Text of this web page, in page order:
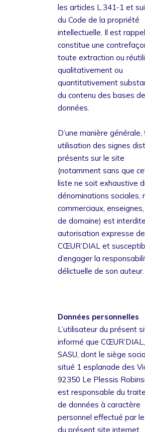
les articles L.341-1 et
du Code de la propriété
intellectuelle. Il est
constitue une
toute extraction ou
qualitativement ou
quantitativement
du contenu des bases de
données.
D’une manière
utilisation des signes
présents sur le site
(notamment sans que
liste ne soit exhaustive
dénominations sociales,
commerciaux,
de domaine) est
autorisation expresse de
CŒUR’DIAL et
d’engager la
délictuelle de son auteur.
Données personnelles
L’utilisateur du présent
informé que CŒUR’DIAL,
SASU, dont le siège
situé 1 esplanade des
92350 Le Plessis
est responsable du
de données à caractère
personnel effectué par
du présent site internet.